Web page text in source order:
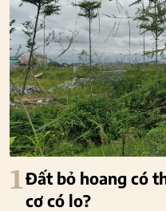
1Đất bỏ hoang có
cơ có lo?